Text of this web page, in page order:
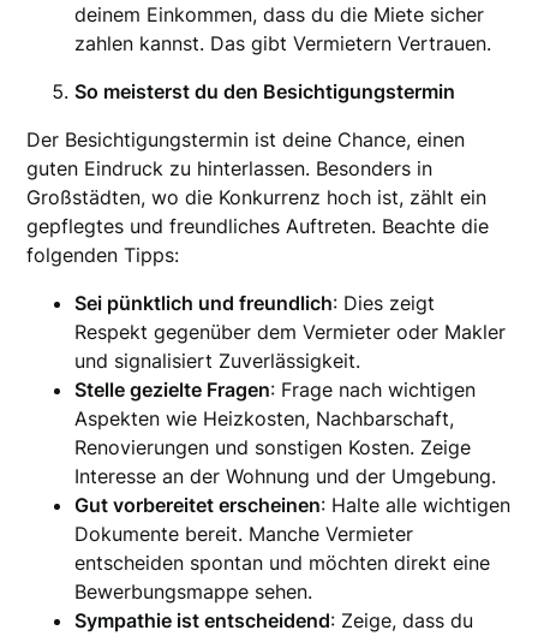
deinem Einkommen, dass du die Miete sicher
zahlen kannst. Das gibt Vermietern Vertrauen.
So meisterst du den Besichtigungstermin
Der Besichtigungstermin ist deine Chance, einen
guten Eindruck zu hinterlassen. Besonders in
Großstädten, wo die Konkurrenz hoch ist, zählt ein
gepflegtes und freundliches Auftreten. Beachte die
folgenden Tipps:
Sei pünktlich und freundlich: Dies zeigt
Respekt gegenüber dem Vermieter oder Makler
und signalisiert Zuverlässigkeit.
Stelle gezielte Fragen: Frage nach wichtigen
Aspekten wie Heizkosten, Nachbarschaft,
Renovierungen und sonstigen Kosten. Zeige
Interesse an der Wohnung und der Umgebung.
Gut vorbereitet erscheinen: Halte alle wichtigen
Dokumente bereit. Manche Vermieter
entscheiden spontan und möchten direkt eine
Bewerbungsmappe sehen.
Sympathie ist entscheidend: Zeige, dass du